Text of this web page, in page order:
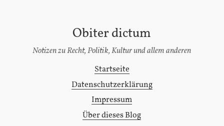
springen]
Obiter dictum
Notizen zu Recht, Politik, Kultur und allem anderen
Hauptmenü
Startseite
Datenschutzerklärung
Impressum
Über dieses Blog